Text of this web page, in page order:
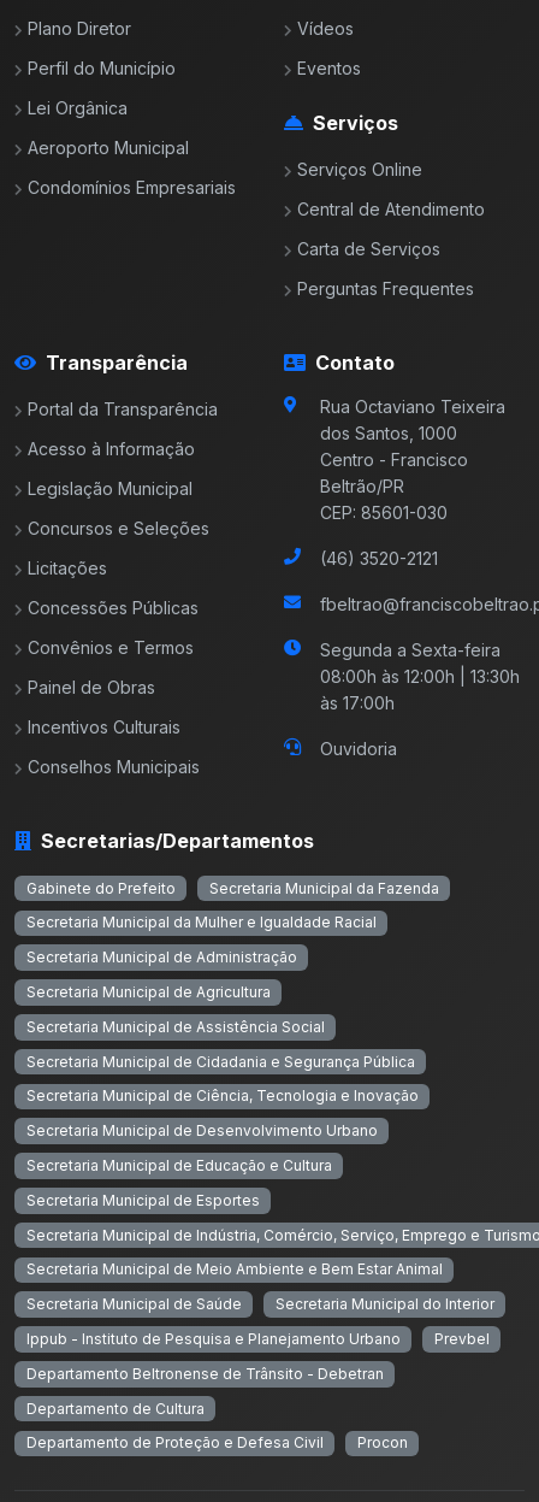
Plano Diretor
Perfil do Município
Lei Orgânica
Aeroporto Municipal
Condomínios Empresariais
Vídeos
Eventos
Serviços
Serviços Online
Central de Atendimento
Carta de Serviços
Perguntas Frequentes
Transparência
Portal da Transparência
Acesso à Informação
Legislação Municipal
Concursos e Seleções
Licitações
Concessões Públicas
Convênios e Termos
Painel de Obras
Incentivos Culturais
Conselhos Municipais
Contato
Rua Octaviano Teixeira
dos Santos, 1000
Centro - Francisco
Beltrão/PR
CEP: 85601-030
(46) 3520-2121
Segunda a Sexta-feira
08:00h às 12:00h | 13:30h
às 17:00h
Ouvidoria
Secretarias/Departamentos
Gabinete do Prefeito
Secretaria Municipal da Fazenda
Secretaria Municipal da Mulher e Igualdade Racial
Secretaria Municipal de Administração
Secretaria Municipal de Agricultura
Secretaria Municipal de Assistência Social
Secretaria Municipal de Cidadania e Segurança Pública
Secretaria Municipal de Ciência, Tecnologia e Inovação
Secretaria Municipal de Desenvolvimento Urbano
Secretaria Municipal de Educação e Cultura
Secretaria Municipal de Esportes
Secretaria Municipal de Indústria, Comércio, Serviço, Emprego e
Secretaria Municipal de Meio Ambiente e Bem Estar Animal
Secretaria Municipal de Saúde
Secretaria Municipal do Interior
Ippub - Instituto de Pesquisa e Planejamento Urbano
Prevbel
Departamento Beltronense de Trânsito - Debetran
Departamento de Cultura
Departamento de Proteção e Defesa Civil
Procon